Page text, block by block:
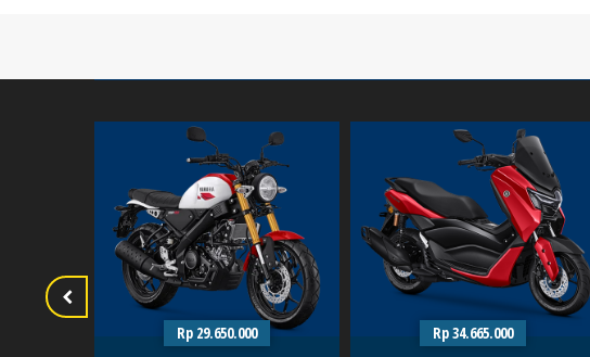
Rp 29.650.000 Rp 34.665.000